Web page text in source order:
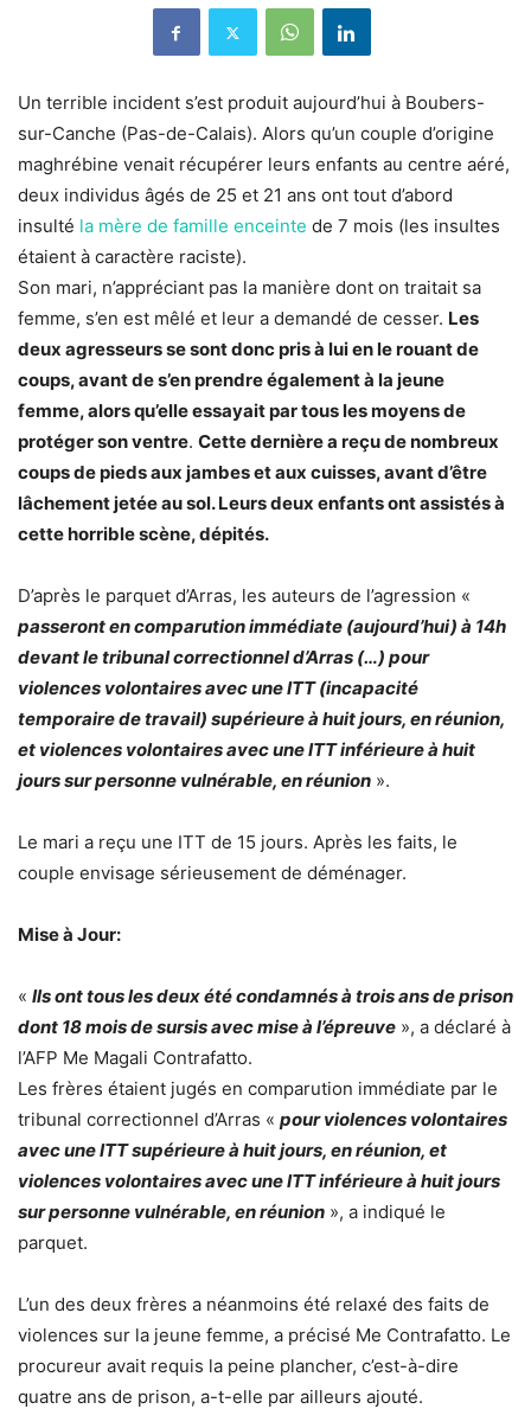
Un terrible incident s’est produit aujourd’hui à Boubers-
sur-Canche (Pas-de-Calais). Alors qu’un couple d’origine
maghrébine venait récupérer leurs enfants au centre aéré,
deux individus âgés de 25 et 21 ans ont tout d’abord
insulté la mère de famille enceinte de 7 mois (les insultes
étaient à caractère raciste).
Son mari, n’appréciant pas la manière dont on traitait sa
femme, s’en est mêlé et leur a demandé de cesser. Les
deux agresseurs se sont donc pris à lui en le rouant de
coups, avant de s’en prendre également à la jeune
femme, alors qu’elle essayait par tous les moyens de
protéger son ventre. Cette dernière a reçu de nombreux
coups de pieds aux jambes et aux cuisses, avant d’être
lâchement jetée au sol. Leurs deux enfants ont assistés à
cette horrible scène, dépités.
D’après le parquet d’Arras, les auteurs de l’agression «
passeront en comparution immédiate (aujourd’hui) à 14h
devant le tribunal correctionnel d’Arras (…) pour
violences volontaires avec une ITT (incapacité
temporaire de travail) supérieure à huit jours, en réunion,
et violences volontaires avec une ITT inférieure à huit
jours sur personne vulnérable, en réunion ».
Le mari a reçu une ITT de 15 jours. Après les faits, le
couple envisage sérieusement de déménager.
Mise à Jour:
« Ils ont tous les deux été condamnés à trois ans de prison
dont 18 mois de sursis avec mise à l’épreuve », a déclaré à
l’AFP Me Magali Contrafatto.
Les frères étaient jugés en comparution immédiate par le
tribunal correctionnel d’Arras « pour violences volontaires
avec une ITT supérieure à huit jours, en réunion, et
violences volontaires avec une ITT inférieure à huit jours
sur personne vulnérable, en réunion », a indiqué le
parquet.
L’un des deux frères a néanmoins été relaxé des faits de
violences sur la jeune femme, a précisé Me Contrafatto. Le
procureur avait requis la peine plancher, c’est-à-dire
quatre ans de prison, a-t-elle par ailleurs ajouté.